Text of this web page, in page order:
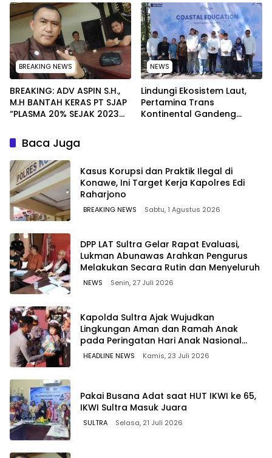
Nasional 2026
BREAKING NEWS
BREAKING: ADV ASPIN S.H.,
M.H BANTAH KERAS PT SJAP
“PLASMA 20% SEJAK 2023
WARGA WAWOONE!
NEWS
Lindungi Ekosistem Laut,
Pertamina Trans
Kontinental Gandeng
Baca Juga
Kasus Korupsi dan Praktik Ilegal di
Konawe, Ini Target Kerja Kapolres Edi
Raharjono
BREAKING NEWS Sabtu, 1 Agustus 2026
‎DPP LAT Sultra Gelar Rapat Evaluasi,
Lukman Abunawas Arahkan Pengurus
Melakukan Secara Rutin dan Menyeluruh
NEWS Senin, 27 Juli 2026
Kapolda Sultra Ajak Wujudkan
Lingkungan Aman dan Ramah Anak
pada Peringatan Hari Anak Nasional
2026
HEADLINE NEWS Kamis, 23 Juli 2026
Pakai Busana Adat saat HUT IKWI ke 65,
IKWI Sultra Masuk Juara
SULTRA Selasa, 21 Juli 2026